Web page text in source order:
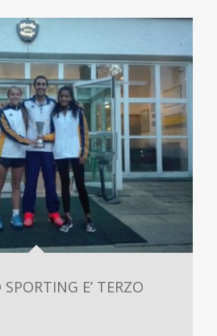
E’ TERZO